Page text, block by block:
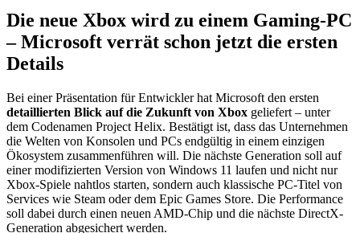
Die neue Xbox wird zu einem Gaming-PC
– Microsoft verrät schon jetzt die ersten
Details
Bei einer Präsentation für Entwickler hat Microsoft den ersten
detaillierten Blick auf die Zukunft von Xbox geliefert – unter
dem Codenamen Project Helix. Bestätigt ist, dass das Unternehmen
die Welten von Konsolen und PCs endgültig in einem einzigen
Ökosystem zusammenführen will. Die nächste Generation soll auf
einer modifizierten Version von Windows 11 laufen und nicht nur
Xbox-Spiele nahtlos starten, sondern auch klassische PC-Titel von
Services wie Steam oder dem Epic Games Store. Die Performance
soll dabei durch einen neuen AMD-Chip und die nächste DirectX-
Generation abgesichert werden.